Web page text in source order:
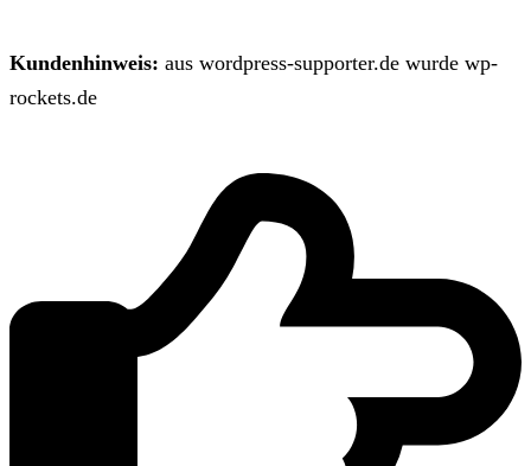
Kundenhinweis: aus wordpress-supporter.de wurde wp-
rockets.de